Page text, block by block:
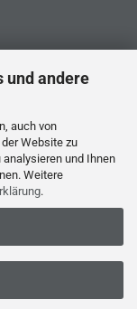
und andere
auch von
Website zu
und Ihnen
Weitere
.